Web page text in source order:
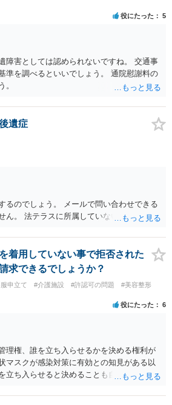
役にたった 5
障害としては認められないですね。 交通事
準を調べるといいでしょう。 通院慰謝料の
。
遺症
るのでしょう。 メールで問い合わせできる
ん。 法テラスに所属していないので。
着用していない事で拒否された
求できるでしょうか？
申立て #介護施設 #許認可の問題
#美容整形
役にたった 6
理権、誰を立ち入らせるかを決める権利が
マスクが感染対策に有効との知見がある以
立ち入らせると決めることも自由であり、
種ですと、公衆浴場法など各種業法で定め